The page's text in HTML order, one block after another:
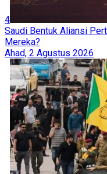
4
Saudi Bentuk Aliansi
Mereka?
Ahad, 2 Agustus 2026